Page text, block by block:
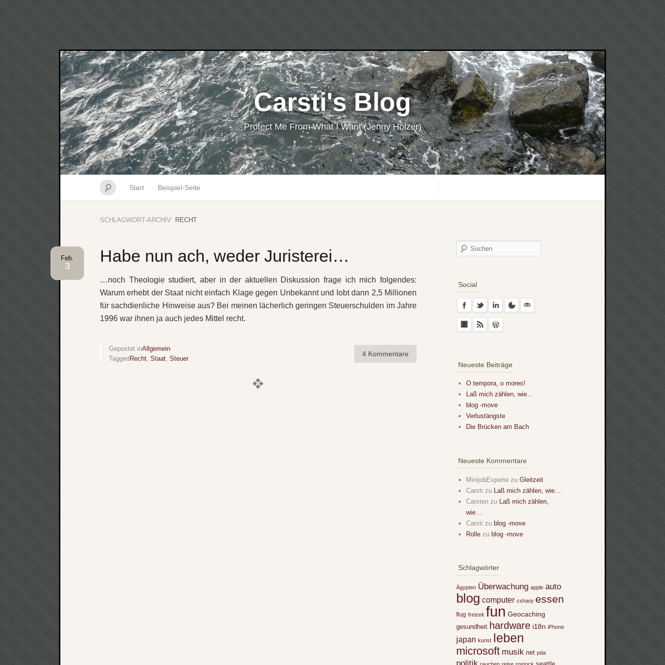
Carsti's Blog
Protect Me From What I Want (Jenny Holzer)
Start Beispiel-Seite
SCHLAGWORT-ARCHIV: RECHT
Habe nun ach, weder Juristerei…
Feb.
3
…noch Theologie studiert, aber in der aktuellen Diskussion frage ich mich folgendes:
Warum erhebt der Staat nicht einfach Klage gegen Unbekannt und lobt dann 2,5 Millionen
für sachdienliche Hinweise aus? Bei meinen lächerlich geringen Steuerschulden im Jahre
1996 war ihnen ja auch jedes Mittel recht.
4 Kommentare
Gepostet inAllgemein
Tagged Recht Staat Steuer
Social
Neueste Beiträge
O tempora, o mores!
Laß mich zählen, wie…
blog -move
Verlustängste
Die Brücken am Bach
Neueste Kommentare
MinijobExperte zu Gleitzeit
Carsti zu Laß mich zählen, wie…
Carsten zu Laß mich zählen,
wie…
Carsti zu blog -move
Rolle zu blog -move
Schlagwörter
Ägypten Überwachung apple auto
blog computer csharp essen
flug freizeit fun Geocaching
gesundheit hardware i18n iPhone
japan kunst leben
microsoft musik net pda